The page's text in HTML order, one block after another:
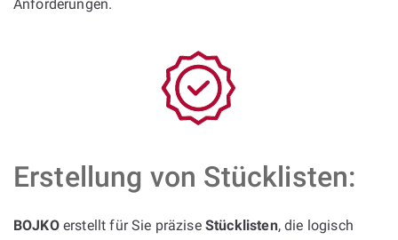
Anforderungen.
Erstellung von Stücklisten:
BOJKOerstellt für Sie präzise Stücklisten, die logisch